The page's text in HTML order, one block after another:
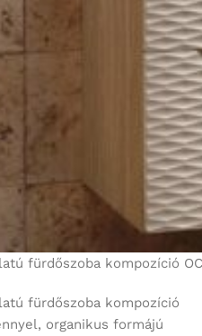
fürdőszoba kompozíció
fürdőszoba kompozíció
organikus formájú